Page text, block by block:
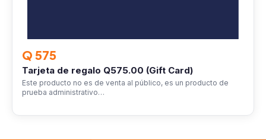
Q 575
Tarjeta de regalo Q575.00 (Gift Card)
Este producto no es de venta al público, es un producto de
prueba administrativo…